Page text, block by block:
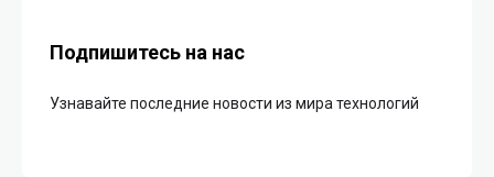
Подпишитесь на нас
Узнавайте последние новости из мира технологий